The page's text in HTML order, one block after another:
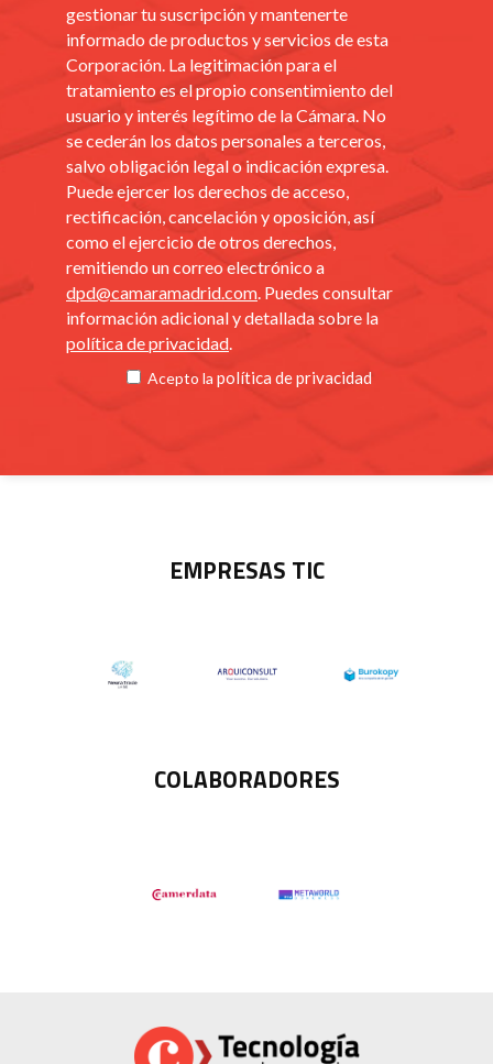
gestionar tu suscripción y mantenerte
informado de productos y servicios de esta
Corporación. La legitimación para el
tratamiento es el propio consentimiento del
usuario y interés legítimo de la Cámara. No
se cederán los datos personales a terceros,
salvo obligación legal o indicación expresa.
Puede ejercer los derechos de acceso,
rectificación, cancelación y oposición, así
como el ejercicio de otros derechos,
remitiendo un correo electrónico a
dpd@camaramadrid.com . Puedes consultar
información adicional y detallada sobre la
política de privacidad
Acepto la política de privacidad
EMPRESAS TIC
COLABORADORES